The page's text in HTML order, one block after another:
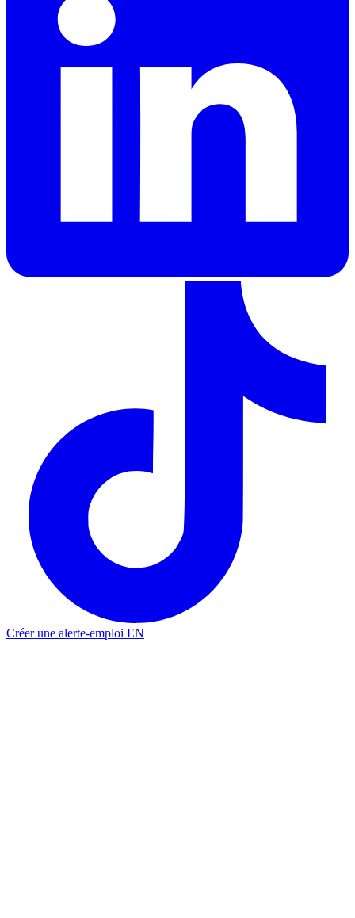
Créer une alerte-emploi EN